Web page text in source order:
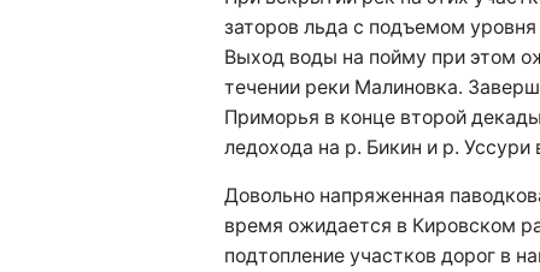
заторов льда с подъемом
Выход воды на пойму при этом
течении реки Малиновка.
Приморья в конце второй
ледохода на р. Бикин и р.
Довольно напряженная
время ожидается в Кировском
подтопление участков дорог в